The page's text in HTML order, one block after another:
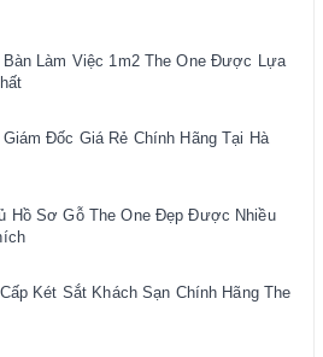
Bàn Làm Việc 1m2 The One Được Lựa
Đốc Giá Rẻ Chính Hãng Tại Hà
Hồ Sơ Gỗ The One Đẹp Được Nhiều
Két Sắt Khách Sạn Chính Hãng The